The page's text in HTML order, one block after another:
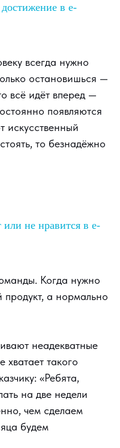
в e-
всегда нужно
остановишься —
всё идёт вперед —
появляются
искусственный
то безнадёжно
или не нравится в e-
Когда нужно
продукт, а нормально
неадекватные
такого
«Ребята,
на две недели
чем сделаем
будем